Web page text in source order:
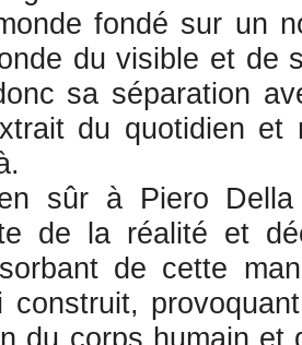
fondé sur un
du visible et de
sa séparation
du quotidien et
sûr à Piero
de la réalité et
de cette
construit,
du corps humain et